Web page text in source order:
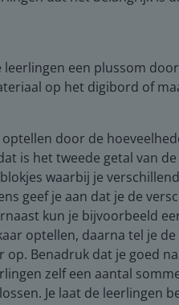
leerlingen een plussom
op het digibord of
door de
is het tweede getal van
waarbij je
geef je aan dat je de
kun je bijvoorbeeld
optellen, daarna tel je
op. Benadruk dat je goed
zelf een aantal
Je laat de leerlingen